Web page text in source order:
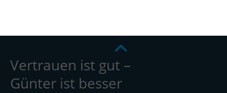
Vertrauen ist gut –
Günter ist besser